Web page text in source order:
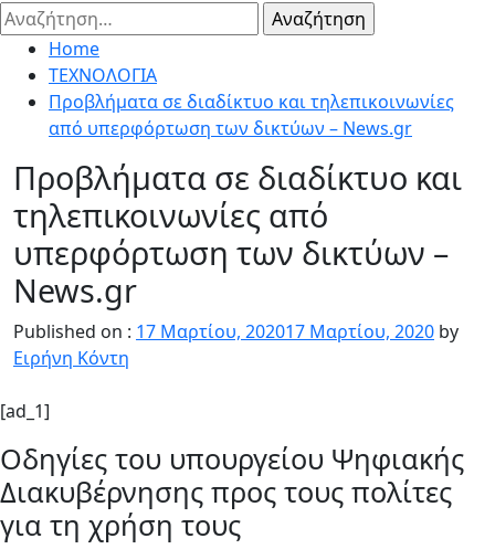
Αναζήτηση
για:
Home
ΤΕΧΝΟΛΟΓΙΑ
Προβλήματα σε διαδίκτυο και τηλεπικοινωνίες
από υπερφόρτωση των δικτύων – News.gr
Προβλήματα σε διαδίκτυο και
τηλεπικοινωνίες από
υπερφόρτωση των δικτύων –
News.gr
Published on : 17 Μαρτίου, 202017 Μαρτίου, 2020 by
Ειρήνη Κόντη
[ad_1]
Οδηγίες του υπουργείου Ψηφιακής
Διακυβέρνησης προς τους πολίτες
για τη χρήση τους